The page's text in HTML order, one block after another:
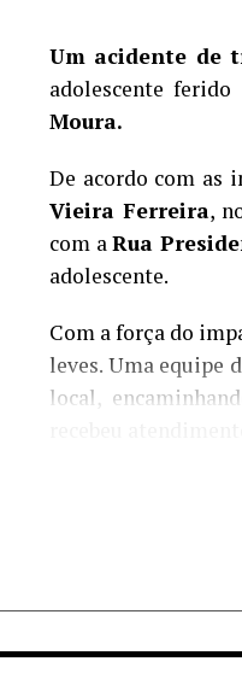
Um acidente de
adolescente
Moura.
De acordo com as
Vieira Ferreira,
com aRua
adolescente.
Com a força do
leves. Uma equipe
local,
O condutor do
A
As causas do